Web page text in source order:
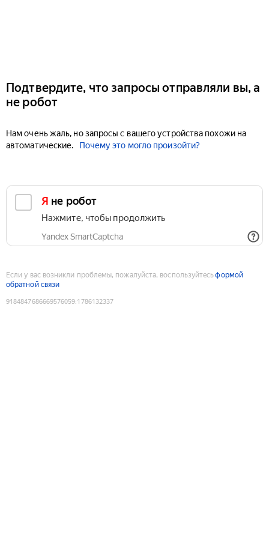
Подтвердите, что запросы отправляли вы, а
не робот
Нам очень жаль, но запросы с вашего устройства похожи на
автоматические.
Почему это могло произойти?
Я не робот
Нажмите, чтобы продолжить
Yandex SmartCaptcha
Если у вас возникли проблемы, пожалуйста, воспользуйтесьформой
обратной связи
9184847686669576059:1786132337